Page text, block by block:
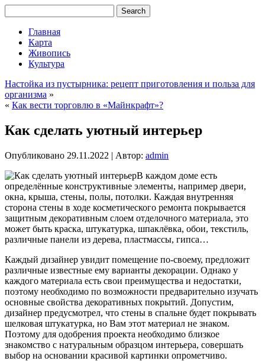
Главная
Карта
Живопись
Культура
Настойка из пустырника: рецепт приготовления и польза для
организма »
« Как вести торговлю в «Майнкрафт»?
Как сделать уютный интерьер
Опубликовано 29.11.2022 | Автор: admin
В каждом доме есть
определённые конструктивные элементы, например двери,
окна, крыша, стены, полы, потолки. Каждая внутренняя
сторона стены в ходе косметического ремонта покрывается
защитным декоративным слоем отделочного материала, это
может быть краска, штукатурка, шпаклёвка, обои, текстиль,
различные панели из дерева, пластмассы, гипса…
Каждый дизайнер увидит помещение по-своему, предложит
различные известные ему варианты декорации. Однако у
каждого материала есть свои преимущества и недостатки,
поэтому необходимо по возможности предварительно изучать
основные свойства декоративных покрытий. Допустим,
дизайнер предусмотрел, что стены в спальне будет покрывать
шелковая штукатурка, но Вам этот материал не знаком.
Поэтому для одобрения проекта необходимо близкое
знакомство с натуральным образцом интерьера, совершать
выбор на основании красивой картинки опрометчиво.